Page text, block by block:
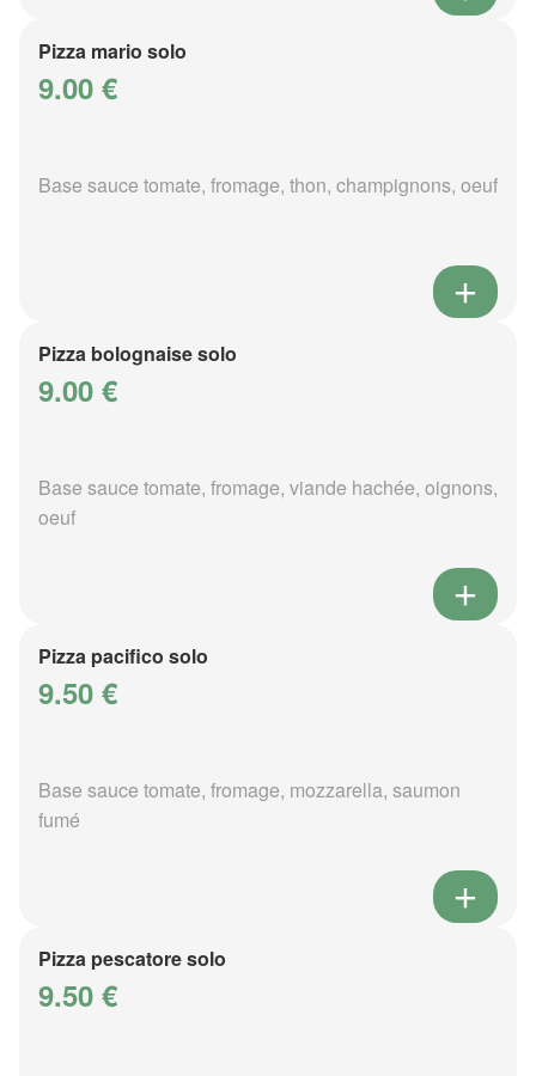
Pizza mario solo
9.00 €
Base sauce tomate, fromage, thon, champignons, oeuf
Pizza bolognaise solo
9.00 €
Base sauce tomate, fromage, viande hachée, oignons,
oeuf
Pizza pacifico solo
9.50 €
Base sauce tomate, fromage, mozzarella, saumon
fumé
Pizza pescatore solo
9.50 €